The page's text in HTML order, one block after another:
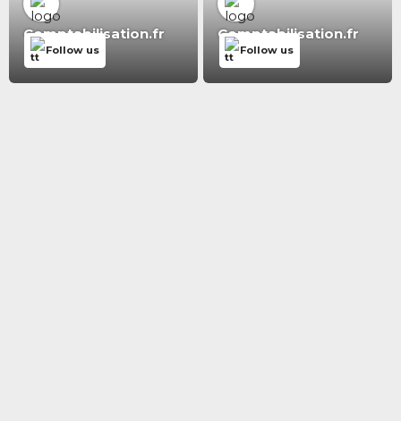
Comptabilisation.fr
Follow us
Comptabilisation.fr
Follow us